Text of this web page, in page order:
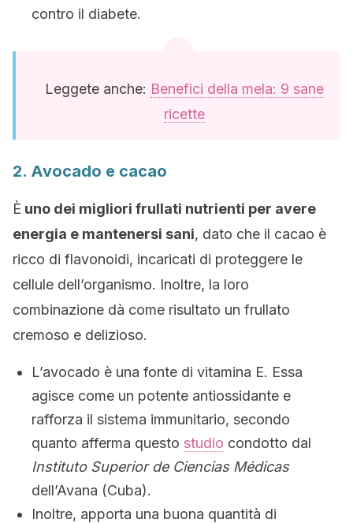
contro il diabete.
Leggete anche: Benefici della mela: 9 sane
ricette
2. Avocado e cacao
È uno dei migliori frullati nutrienti per avere
energia e mantenersi sani, dato che il cacao è
ricco di flavonoidi, incaricati di proteggere le
cellule dell’organismo. Inoltre, la loro
combinazione dà come risultato un frullato
cremoso e delizioso.
L’avocado è una fonte di vitamina E. Essa
agisce come un potente antiossidante e
rafforza il sistema immunitario, secondo
quanto afferma questo studio condotto dal
Instituto Superior de Ciencias Médicas
dell’Avana (Cuba).
Inoltre, apporta una buona quantità di